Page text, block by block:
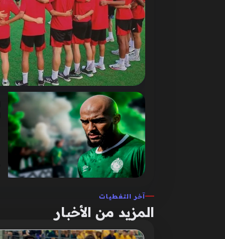
آخر التغطيات
المزيد من الأخبار